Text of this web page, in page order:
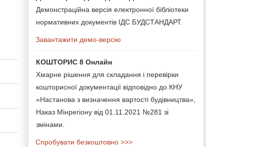
Демонстраційна версія електронної бібліотеки
нормативних документів ІДС БУДСТАНДАРТ.
Завантажити демо-версію
КОШТОРИС 8 Онлайн
Хмарне рішення для складання і перевірки
кошторисної документації відповідно до КНУ
«Настанова з визначення вартості будівництва»,
Наказ Мінрегіону від 01.11.2021 №281 зі
змінами.
Спробувати безкоштовно >>>